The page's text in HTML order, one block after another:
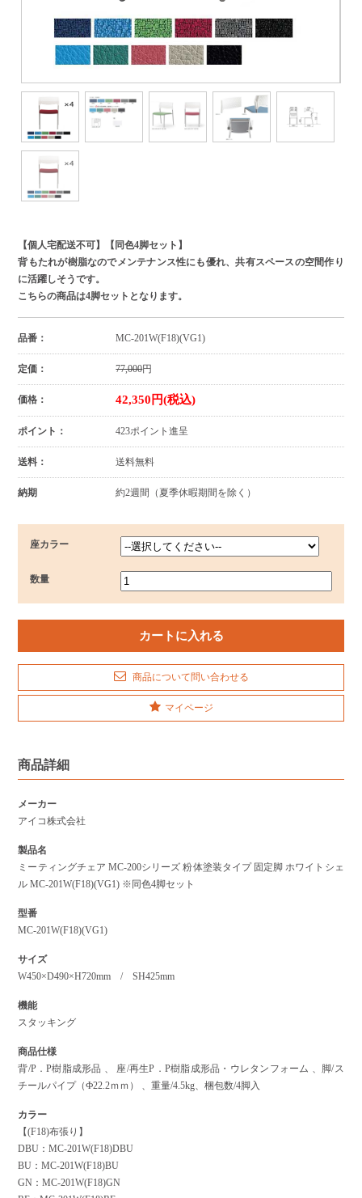
【個人宅配送不可】【同色4脚セット】
背もたれが樹脂なのでメンテナンス性にも優れ、共有スペースの空間作り
に活躍しそうです。
こちらの商品は4脚セットとなります。
品番： MC-201W(F18)(VG1)
定価： 77,000円
価格： 42,350円(税込)
ポイント： 423ポイント進呈
送料： 送料無料
納期 約2週間（夏季休暇期間を除く）
座カラー
数量
商品について問い合わせる
マイページ
商品詳細
メーカー
アイコ株式会社
製品名
ミーティングチェア MC-200シリーズ 粉体塗装タイプ 固定脚 ホワイトシェ
ル MC-201W(F18)(VG1) ※同色4脚セット
型番
MC-201W(F18)(VG1)
サイズ
W450×D490×H720mm / SH425mm
機能
スタッキング
商品仕様
背/P．P樹脂成形品 、 座/再生P．P樹脂成形品・ウレタンフォーム 、脚/ス
チールパイプ（Ф22.2ｍｍ） 、重量/4.5kg、梱包数/4脚入
カラー
【(F18)布張り】
DBU：MC-201W(F18)DBU
BU：MC-201W(F18)BU
GN：MC-201W(F18)GN